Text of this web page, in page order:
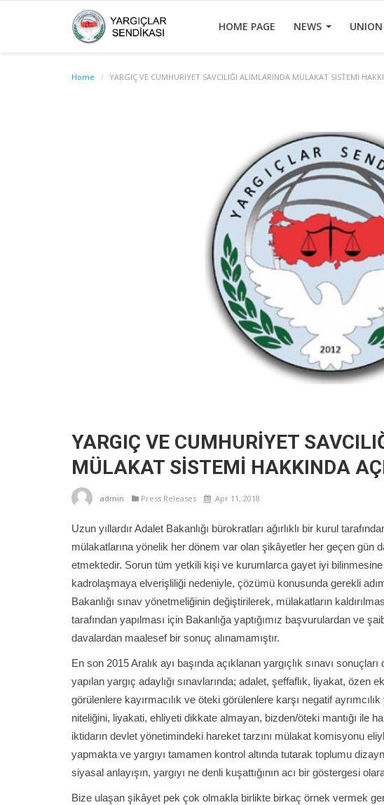
HOME PAGE NEWS UNION
Home YARGIÇ VE CUMHURİYET SAVCILIĞI ALIMLARINDA MÜLAKAT SİSTEMİ
YARGIÇ VE CUMHURİYET
MÜLAKAT SİSTEMİ HAKKINDA
admin Press Releases Apr 11, 2018
Uzun yıllardır Adalet Bakanlığı bürokratları ağırlıklı bir kurul
mülakatlarına yönelik her dönem var olan şikâyetler her geçen gün
etmektedir. Sorun tüm yetkili kişi ve kurumlarca gayet iyi bilinmesine
kadrolaşmaya elverişliliği nedeniyle, çözümü konusunda gerekli
Bakanlığı sınav yönetmeliğinin değiştirilerek, mülakatların
tarafından yapılması için Bakanlığa yaptığımız başvurulardan ve
davalardan maalesef bir sonuç alınamamıştır.
En son 2015 Aralık ayı başında açıklanan yargıçlık sınavı
yapılan yargıç adaylığı sınavlarında; adalet, şeffaflık, liyakat, özen
görülenlere kayırmacılık ve öteki görülenlere karşı negatif ayrımcılık
niteliğini, liyakati, ehliyeti dikkate almayan, bizden/öteki mantığı ile
iktidarın devlet yönetimindeki hareket tarzını mülakat komisyonu eliyle
yapmakta ve yargıyı tamamen kontrol altında tutarak toplumu
siyasal anlayışın, yargıyı ne denli kuşattığının acı bir göstergesi
Bize ulaşan şikâyet pek çok olmakla birlikte birkaç örnek vermek